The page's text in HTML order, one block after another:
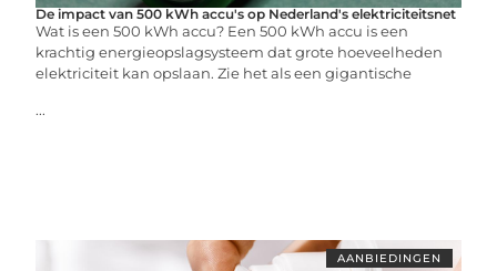
De impact van 500 kWh accu's op Nederland's elektriciteitsnet
Wat is een 500 kWh accu? Een 500 kWh accu is een
krachtig energieopslagsysteem dat grote hoeveelheden
elektriciteit kan opslaan. Zie het als een gigantische
...
AANBIEDINGEN